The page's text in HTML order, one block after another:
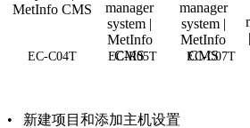
EC-C04T EC-R05T EC-C07T
• 新建项目和添加主机设置